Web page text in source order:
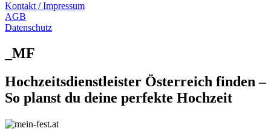
Kontakt / Impressum
AGB
Datenschutz
_MF
Hochzeitsdienstleister Österreich finden –
So planst du deine perfekte Hochzeit